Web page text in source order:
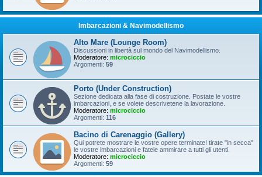
Imbarcazioni & Navimodellismo
Alto Mare (Lounge Room)
Discussioni in libertà sul mondo del Navimodellismo.
Moderatore: microciccio
Argomenti: 59
Porto (Under Construction)
Sezione dedicata alla fase di costruzione. Postate le vostre
imbarcazioni, e se volete descrivetene la lavorazione.
Moderatore: microciccio
Argomenti: 116
Bacino di Carenaggio (Gallery)
Qui potrete mostrare le vostre opere terminate! tirate "in secca"
le vostre imbarcazioni e fatele ammirare a tutti gli utenti.
Moderatore: microciccio
Argomenti: 59